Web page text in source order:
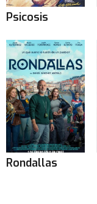
Psicosis
Rondallas